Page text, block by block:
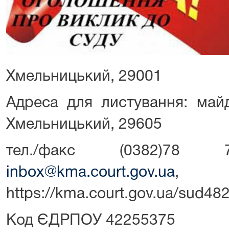
Хмельницький, 29001
Адреса для листування:
Хмельницький, 29605
тел./факс
inbox@kma.court.gov.ua,
https://kma.court.gov.ua/
Код ЄДРПОУ 42255375